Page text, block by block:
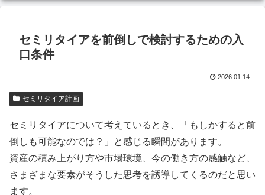
セミリタイアを前倒しで検討するための入
口条件
2026.01.14
セミリタイア計画
セミリタイアについて考えているとき、「もしかすると前
倒しも可能なのでは？」と感じる瞬間があります。
資産の積み上がり方や市場環境、今の働き方の感触など、
さまざまな要素がそうした思考を誘導してくるのだと思い
ます。